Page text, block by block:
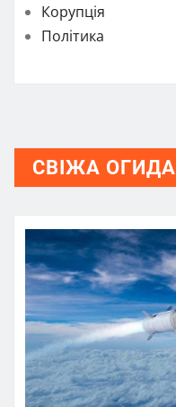
Корупція
Політика
СВІЖА ОГИДА